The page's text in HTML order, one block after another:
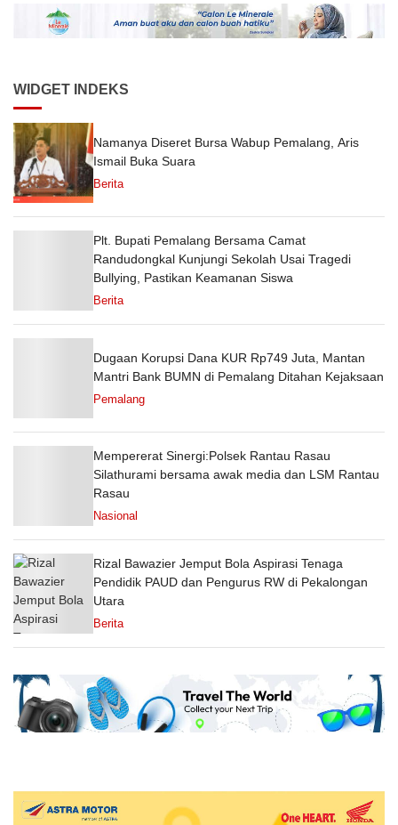
Semester 1 Tahun 2026
WIDGET INDEKS
Namanya Diseret Bursa Wabup Pemalang, Aris
Ismail Buka Suara
Berita
Plt. Bupati Pemalang Bersama Camat
Randudongkal Kunjungi Sekolah Usai Tragedi
Bullying, Pastikan Keamanan Siswa
Berita
Dugaan Korupsi Dana KUR Rp749 Juta, Mantan
Mantri Bank BUMN di Pemalang Ditahan Kejaksaan
Pemalang
Mempererat Sinergi:Polsek Rantau Rasau
Silathurami bersama awak media dan LSM Rantau
Rasau
Nasional
Rizal Bawazier Jemput Bola Aspirasi Tenaga
Pendidik PAUD dan Pengurus RW di Pekalongan
Utara
Berita